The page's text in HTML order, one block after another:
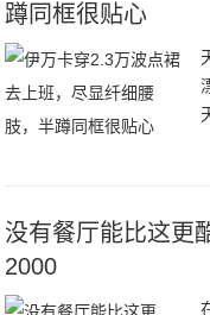
蹲同框很贴心
没有餐厅能比这更
2000